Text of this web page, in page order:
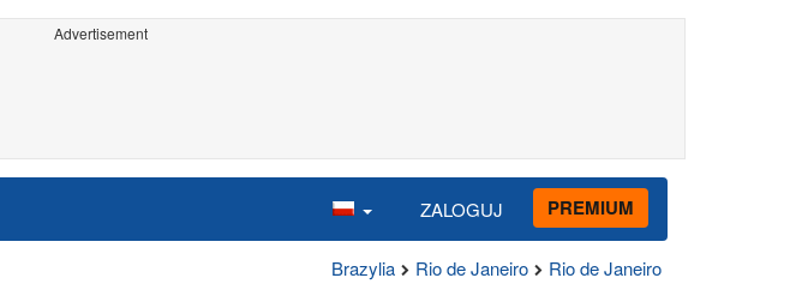
Advertisement
ZALOGUJ PREMIUM
Brazylia Rio de Janeiro Rio de Janeiro